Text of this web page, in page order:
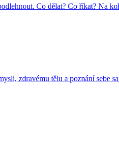
Co dělat? Co říkat? Na
zdravému tělu a poznání